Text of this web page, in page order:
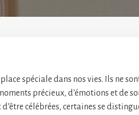
spéciale dans nos vies. Ils ne
précieux, d’émotions et de
célébrées, certaines se